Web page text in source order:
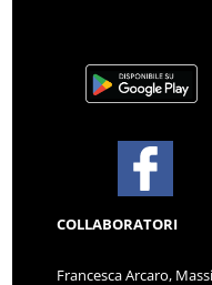
COLLABORATORI
Francesca Arcaro,